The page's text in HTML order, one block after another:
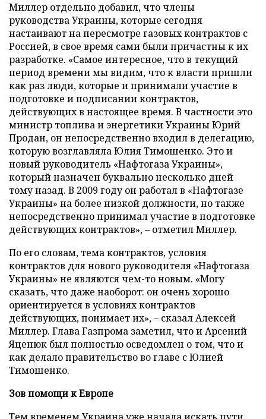
Миллер отдельно добавил, что члены
руководства Украины, которые сегодня
настаивают на пересмотре газовых контрактов с
Россией, в свое время сами были причастны к их
разработке. «Самое интересное, что в текущий
период времени мы видим, что к власти пришли
как раз люди, которые и принимали участие в
подготовке и подписании контрактов,
действующих в настоящее время. В частности это
министр топлива и энергетики Украины Юрий
Продан, он непосредственно входил в делегацию,
которую возглавляла Юлия Тимошенко. Это и
новый руководитель «Нафтогаза Украины»,
который назначен буквально несколько дней
тому назад. В 2009 году он работал в «Нафтогазе
Украины» на более низкой должности, но также
непосредственно принимал участие в подготовке
действующих контрактов», – отметил Миллер.
По его словам, тема контрактов, условия
контрактов для нового руководителя «Нафтогаза
Украины» не являются чем-то новым. «Могу
сказать, что даже наоборот: он очень хорошо
ориентируется в условиях контрактов
действующих, понимает их», – сказал Алексей
Миллер. Глава Газпрома заметил, что и Арсений
Яценюк был полностью осведомлен о том, что и
как делало правительство во главе с Юлией
Тимошенко.
Зов помощи к Европе